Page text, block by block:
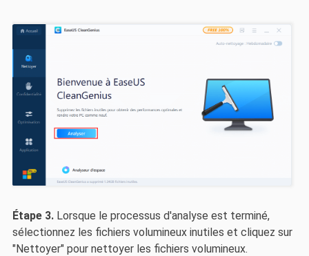
Étape 3.Lorsque le processus d'analyse est terminé,
sélectionnez les fichiers volumineux inutiles et cliquez sur
"Nettoyer" pour nettoyer les fichiers volumineux.